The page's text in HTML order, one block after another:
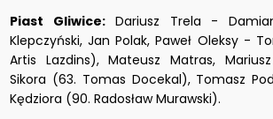
Piast Gliwice:Dariusz Trela -
Klepczyński, Jan Polak, Paweł Oleksy -
Artis Lazdins), Mateusz Matras,
Sikora (63. Tomas Docekal), Tomasz
Kędziora (90. Radosław Murawski).